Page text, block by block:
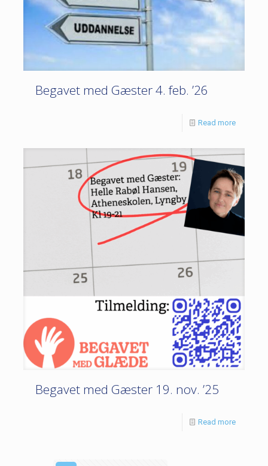
Begavet med Gæster 4. feb. ’26
Read more
Begavet med Gæster 19. nov. ’25
Read more